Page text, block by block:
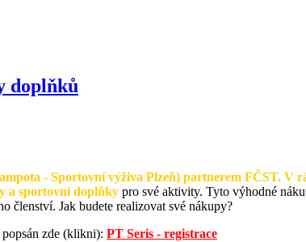
doplňků
- Sportovní výživa Plzeň) partnerem FČST. V
a sportovní doplňky pro své aktivity. Tyto výhodné
členství. Jak budete realizovat své nákupy?
popsán zde (klikni): PT Seris - registrace